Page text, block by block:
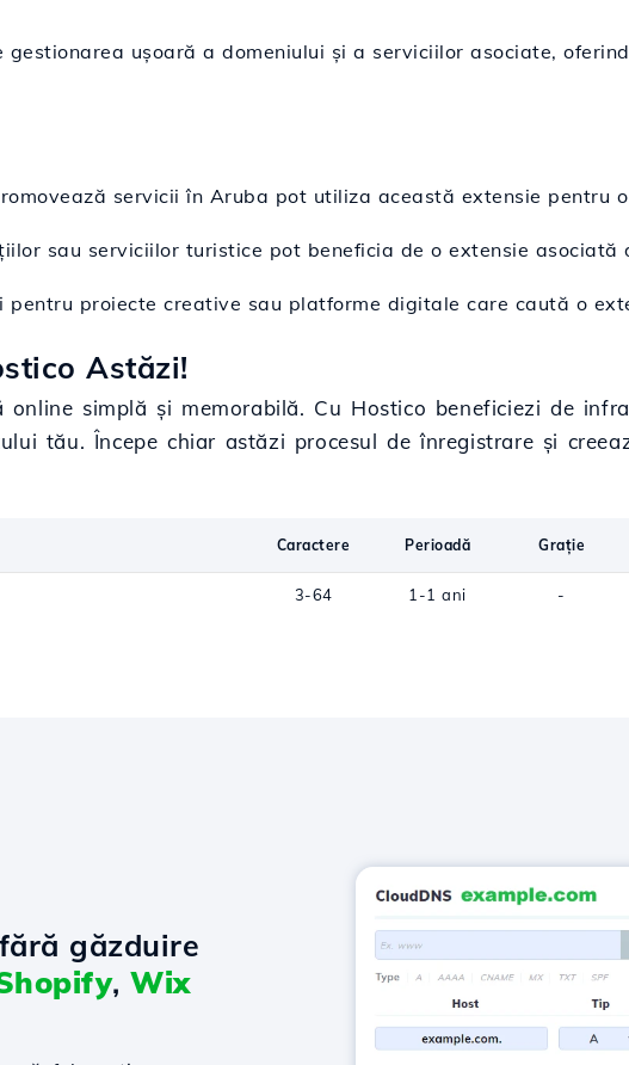
gestionarea ușoară a domeniului și a serviciilor asociate,
servicii în Aruba pot utiliza această extensie pentru
sau serviciilor turistice pot beneficia de o extensie asociată
pentru proiecte creative sau platforme digitale care caută o
Astăzi!
simplă și memorabilă. Cu Hostico beneficiezi de
tău. Începe chiar astăzi procesul de înregistrare și
Caractere Perioadă Grație
3-64 1-1 ani -
găzduire
, Wix